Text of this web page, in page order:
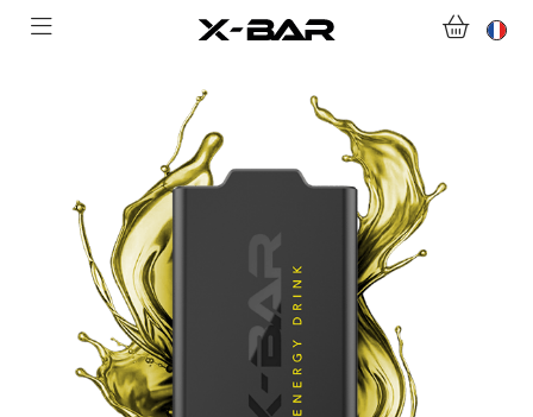
COLLECTIONS
NOUS CONTACTER
FOIRE AUX QUESTIONS
DEVENIR REVENDEUR